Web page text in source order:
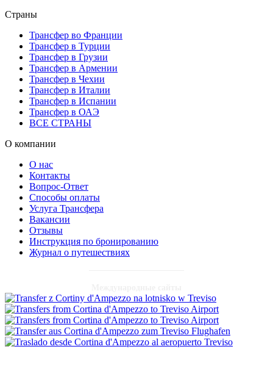
Страны
Трансфер во Франции
Трансфер в Турции
Трансфер в Грузии
Трансфер в Армении
Трансфер в Чехии
Трансфер в Италии
Трансфер в Испании
Трансфер в ОАЭ
ВСЕ СТРАНЫ
О компании
О нас
Контакты
Вопрос-Ответ
Способы оплаты
Услуга Трансфера
Вакансии
Отзывы
Инструкция по бронированию
Журнал о путешествиях